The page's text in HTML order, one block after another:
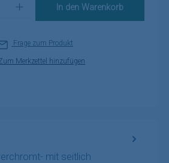
In den Warenkorb
Frage zum Produkt
Merkzettel hinzufügen
mit seitlich